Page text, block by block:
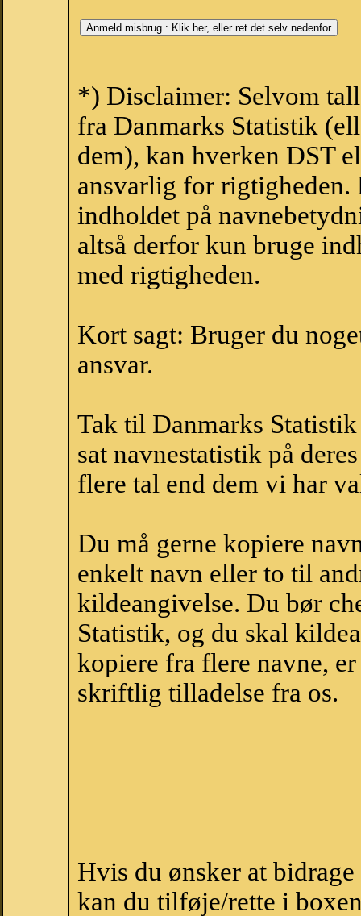
*) Disclaimer: Selvom
fra Danmarks Statistik
dem), kan hverken DST
ansvarlig for
indholdet på
altså derfor kun bruge
med rigtigheden.
Kort sagt: Bruger du
ansvar.
Tak til Danmarks
sat navnestatistik på
flere tal end dem vi har
Du må gerne kopiere
enkelt navn eller to til
kildeangivelse. Du bør
Statistik, og du skal
kopiere fra flere navne,
skriftlig tilladelse fra os.
Hvis du ønsker at
kan du tilføje/rette i